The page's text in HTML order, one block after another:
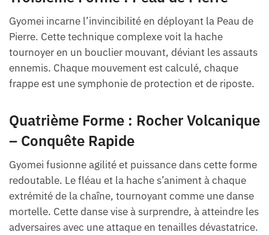
Gyomei incarne l’invincibilité en déployant la Peau de
Pierre. Cette technique complexe voit la hache
tournoyer en un bouclier mouvant, déviant les assauts
ennemis. Chaque mouvement est calculé, chaque
frappe est une symphonie de protection et de riposte.
Quatrième Forme : Rocher Volcanique
– Conquête Rapide
Gyomei fusionne agilité et puissance dans cette forme
redoutable. Le fléau et la hache s’animent à chaque
extrémité de la chaîne, tournoyant comme une danse
mortelle. Cette danse vise à surprendre, à atteindre les
adversaires avec une attaque en tenailles dévastatrice.